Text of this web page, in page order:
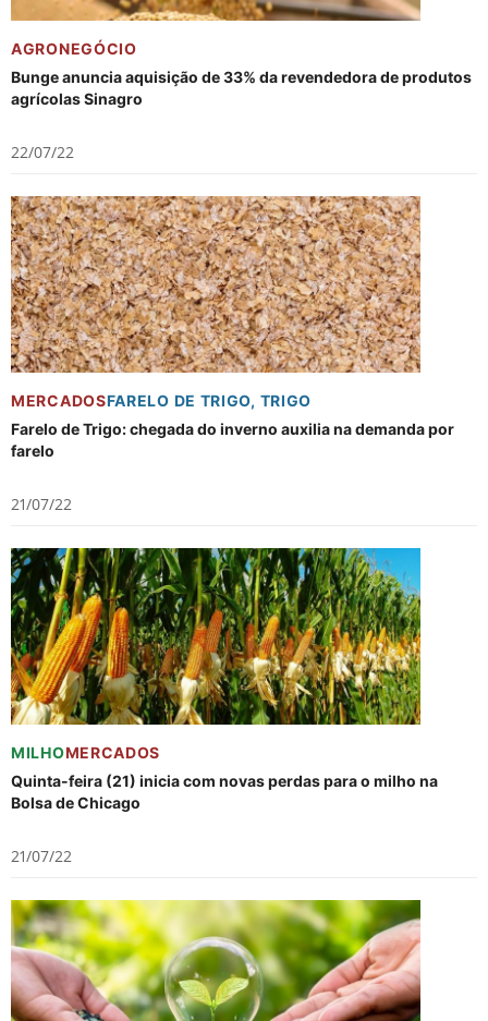
AGRONEGÓCIO
Bunge anuncia aquisição de 33% da revendedora de produtos
agrícolas Sinagro
22/07/22
MERCADOSFARELO DE TRIGO, TRIGO
Farelo de Trigo: chegada do inverno auxilia na demanda por
farelo
21/07/22
MILHOMERCADOS
Quinta-feira (21) inicia com novas perdas para o milho na
Bolsa de Chicago
21/07/22